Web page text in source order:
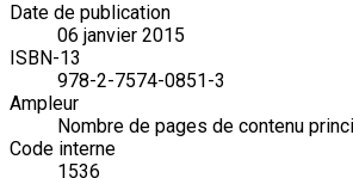
Date de publication
06 janvier 2015
ISBN-13
978-2-7574-0851-3
Ampleur
Nombre de pages de contenu
Code interne
1536